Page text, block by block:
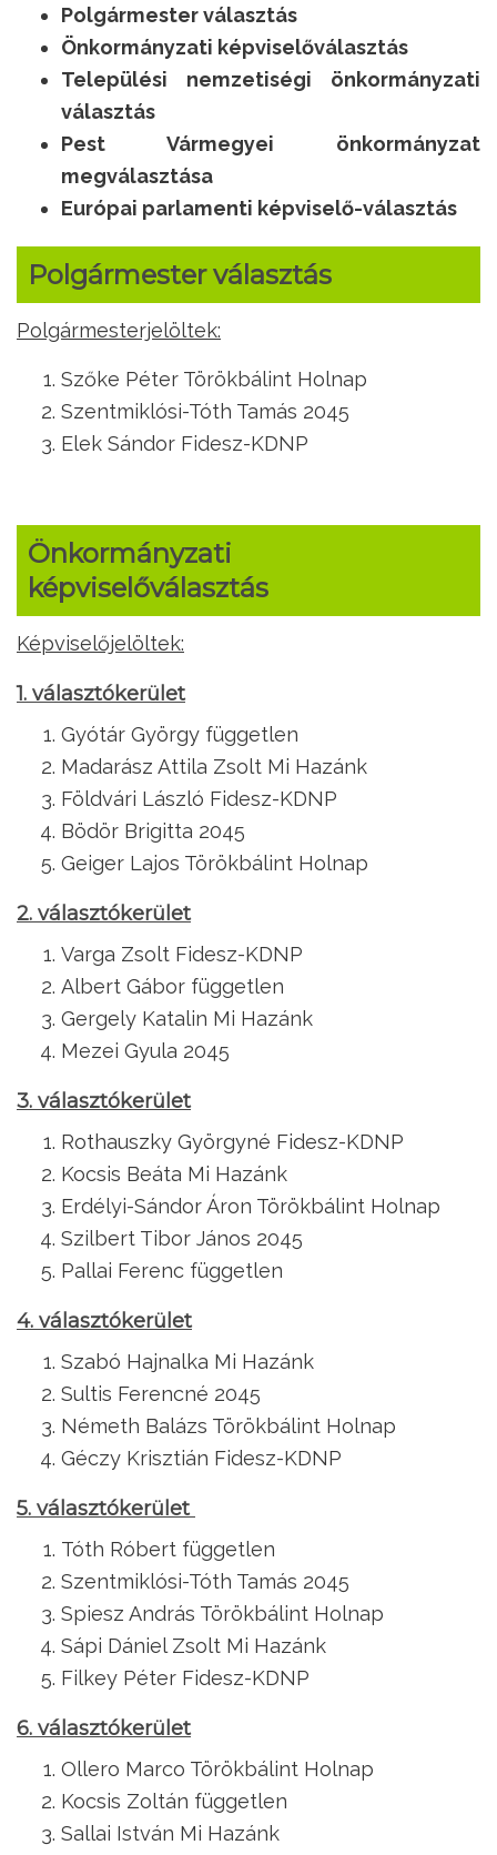
Polgármester választás
Önkormányzati képviselőválasztás
Települési nemzetiségi önkormányzati
választás
Pest Vármegyei önkormányzat
megválasztása
Európai parlamenti képviselő-választás
Polgármester választás
Polgármesterjelöltek:
Szőke Péter Törökbálint Holnap
Szentmiklósi-Tóth Tamás 2045
Elek Sándor Fidesz-KDNP
Önkormányzati
képviselőválasztás
Képviselőjelöltek:
1. választókerület
Gyótár György független
Madarász Attila Zsolt Mi Hazánk
Földvári László Fidesz-KDNP
Bödör Brigitta 2045
Geiger Lajos Törökbálint Holnap
2. választókerület
Varga Zsolt Fidesz-KDNP
Albert Gábor független
Gergely Katalin Mi Hazánk
Mezei Gyula 2045
3. választókerület
Rothauszky Györgyné Fidesz-KDNP
Kocsis Beáta Mi Hazánk
Erdélyi-Sándor Áron Törökbálint Holnap
Szilbert Tibor János 2045
Pallai Ferenc független
4. választókerület
Szabó Hajnalka Mi Hazánk
Sultis Ferencné 2045
Németh Balázs Törökbálint Holnap
Géczy Krisztián Fidesz-KDNP
5. választókerület
Tóth Róbert független
Szentmiklósi-Tóth Tamás 2045
Spiesz András Törökbálint Holnap
Sápi Dániel Zsolt Mi Hazánk
Filkey Péter Fidesz-KDNP
6. választókerület
Ollero Marco Törökbálint Holnap
Kocsis Zoltán független
Sallai István Mi Hazánk